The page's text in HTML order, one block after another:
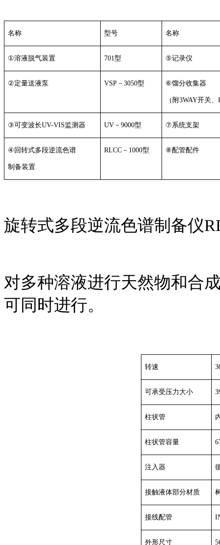
名称 型号 名称
①溶液脱气装置 701型 ⑤记录仪
②定量送液泵 VSP －3050型 ⑥馏分收集器
（附3WAY开关、
③可变波长UV-VIS监测器 UV －9000型 ⑦ 系统支架
④ 回转式多段逆流色谱
制备装置
RLCC － 1000型 ⑧配管配件
旋转式多段逆流色谱制备仪
对多种溶液进行天然物和合
可同时进行。
转速
可承受压力大小
柱状管
柱状管容量
注入器
接触液体部分材质
接线配管
外形尺寸